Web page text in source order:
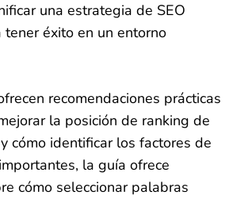
una estrategia de SEO
tener éxito en un entorno
recomendaciones prácticas
la posición de ranking de
cómo identificar los factores de
la guía ofrece
cómo seleccionar palabras